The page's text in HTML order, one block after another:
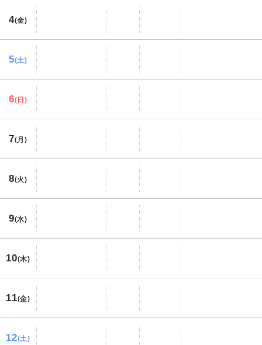
4(金)
5(土)
6(日)
7(月)
8(火)
9(水)
10(木)
11(金)
12(土)